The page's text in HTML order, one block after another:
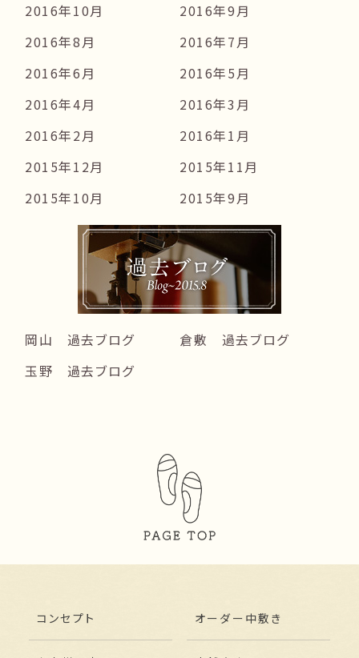
2016年10月
2016年9月
2016年8月
2016年7月
2016年6月
2016年5月
2016年4月
2016年3月
2016年2月
2016年1月
2015年12月
2015年11月
2015年10月
2015年9月
岡山 過去ブログ
倉敷 過去ブログ
玉野 過去ブログ
コンセプト オーダー中敷き